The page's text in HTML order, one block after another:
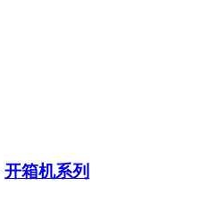
开箱机系列